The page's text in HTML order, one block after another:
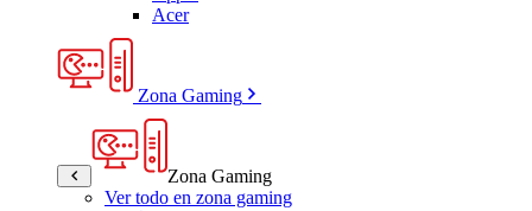
Acer
Zona Gaming
Zona Gaming
Ver todo en zona gaming